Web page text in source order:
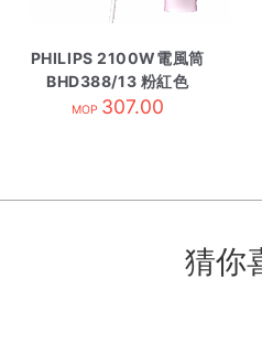
PHILIPS 2100W電風筒
BHD388/13 粉紅色
MOP 307.00
猜你